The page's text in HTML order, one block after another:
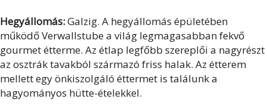
Hegyállomás:Galzig. A hegyállomás épületében
működő Verwallstube a világ legmagasabban fekvő
gourmet étterme. Az étlap legfőbb szereplői a nagyrészt
az osztrák tavakból származó friss halak. Az étterem
mellett egy önkiszolgáló éttermet is találunk a
hagyományos hütte-ételekkel.